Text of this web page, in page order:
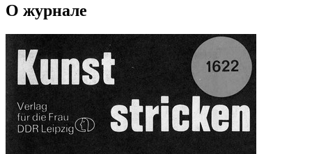
О журнале